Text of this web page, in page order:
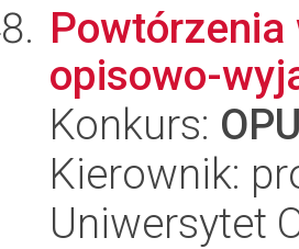
Powtórzenia
opisowo-
Konkurs:
Kierownik:
Uniwersytet